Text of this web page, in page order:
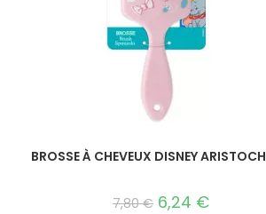
BROSSE À CHEVEUX DISNEY
7,80€ 6,24 €